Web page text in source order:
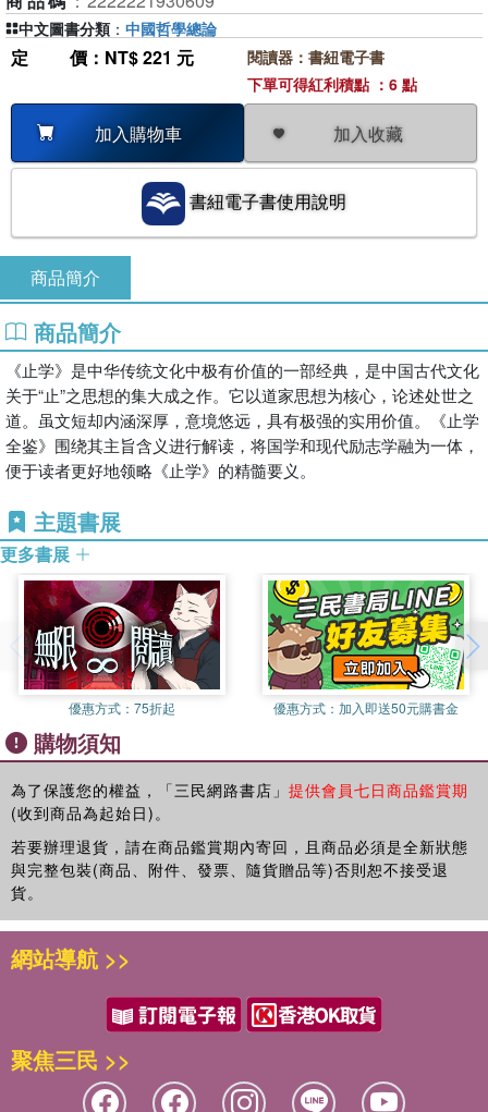
定價 ：NT$ 221 元
加入購物車 加入收藏
閱讀器：書紐電子書
下單可得紅利積點 ：6 點
書紐電子書使用說明
中文圖書分類 ： 中國哲學總論
商品簡介
商品簡介
《止学》是中华传统文化中极有价值的一部经典，是中国古代文化
关于“止”之思想的集大成之作。它以道家思想为核心，论述处世之
道。虽文短却内涵深厚，意境悠远，具有极强的实用价值。《止学
全鉴》围绕其主旨含义进行解读，将国学和现代励志学融为一体，
便于读者更好地领略《止学》的精髓要义。
主題書展
更多書展
優惠方式： 75折起 優惠方式： 加入即送50元購書金
購物須知
為了保護您的權益，「三民網路書店」 提供會員七日商品鑑賞期
(收到商品為起始日)。
若要辦理退貨，請在商品鑑賞期內寄回，且商品必須是全新狀態
與完整包裝(商品、附件、發票、隨貨贈品等)否則恕不接受退
貨。
網站導航 >>
聚焦三民 >>